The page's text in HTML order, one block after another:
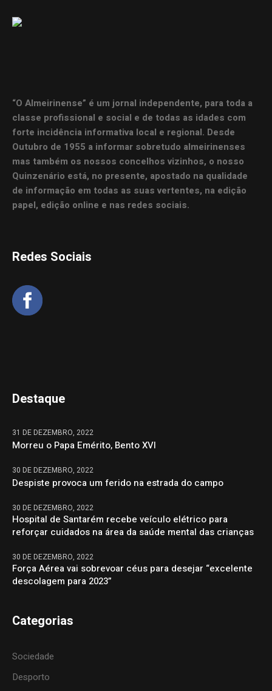
“O Almeirinense” é um jornal independente, para toda a
classe profissional e social e de todas as idades com
forte incidência informativa local e regional. Desde
Outubro de 1955 a informar sobretudo almeirinenses
mas também os nossos concelhos vizinhos, o nosso
Quinzenário está, no presente, apostado na qualidade
de informação em todas as suas vertentes, na edição
papel, edição online e nas redes sociais.
Redes Sociais
Destaque
31 DE DEZEMBRO, 2022
Morreu o Papa Emérito, Bento XVI
30 DE DEZEMBRO, 2022
Despiste provoca um ferido na estrada do campo
30 DE DEZEMBRO, 2022
Hospital de Santarém recebe veículo elétrico para
reforçar cuidados na área da saúde mental das crianças
30 DE DEZEMBRO, 2022
Força Aérea vai sobrevoar céus para desejar “excelente
descolagem para 2023”
Categorias
Sociedade
Desporto